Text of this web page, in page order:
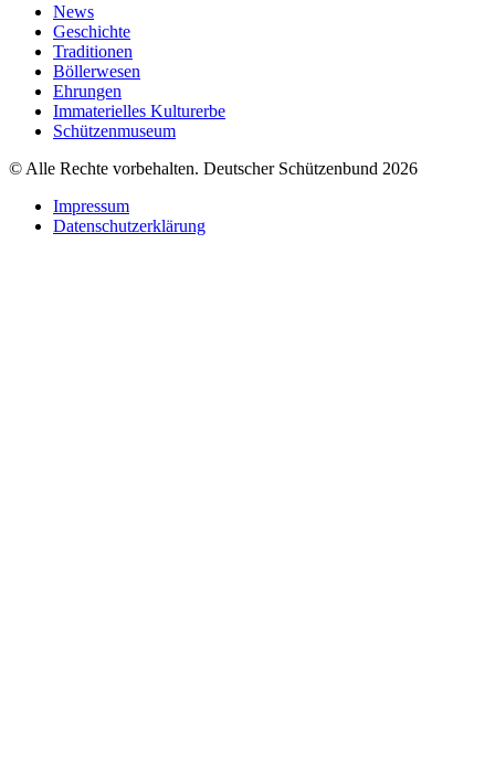
News
Geschichte
Traditionen
Böllerwesen
Ehrungen
Immaterielles Kulturerbe
Schützenmuseum
© Alle Rechte vorbehalten. Deutscher Schützenbund 2026
Impressum
Datenschutzerklärung